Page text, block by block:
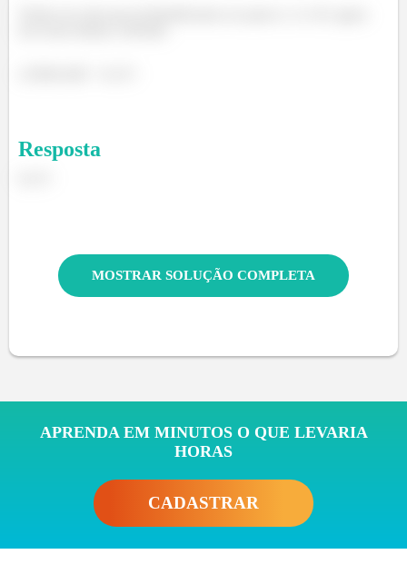
Resposta
MOSTRAR SOLUÇÃO COMPLETA
APRENDA EM MINUTOS O QUE LEVARIA
HORAS
CADASTRAR